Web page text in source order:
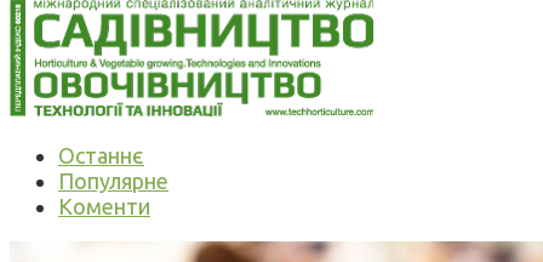
Останнє
Популярне
Коменти